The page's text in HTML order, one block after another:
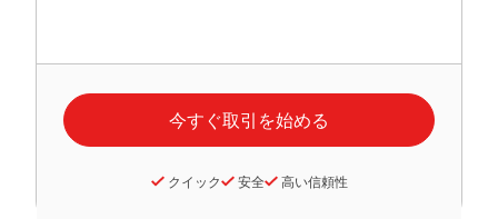
クイック 安全 高い信頼性